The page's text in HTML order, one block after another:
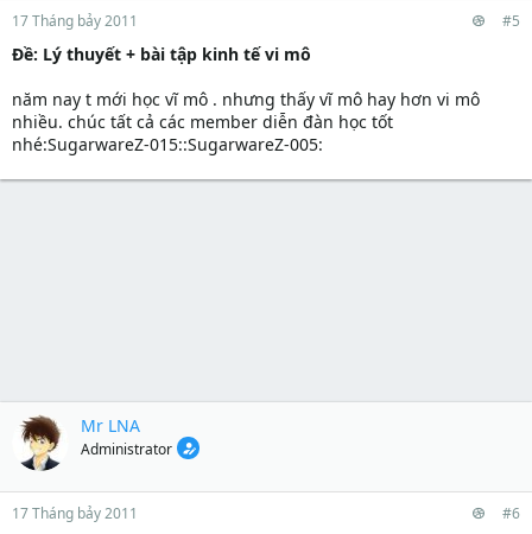
17 Tháng bảy 2011 #5
Ðề: Lý thuyết + bài tập kinh tế vi mô
năm nay t mới học vĩ mô . nhưng thấy vĩ mô hay hơn vi mô
nhiều. chúc tất cả các member diễn đàn học tốt
nhé:SugarwareZ-015::SugarwareZ-005:
Mr LNA
Administrator
17 Tháng bảy 2011 #6